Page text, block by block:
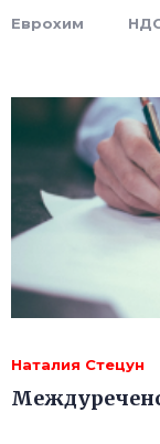
Еврохим
Наталия Стецун